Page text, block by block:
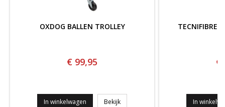
OXDOG BALLEN TROLLEY
€ 99,95
In winkelwagen BekijkOXDOG BALLEN TROLLEY
TECNIFIBRE
€
In